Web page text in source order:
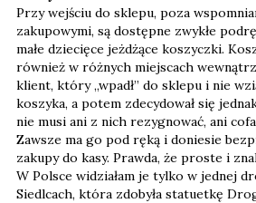
Przy wejściu do sklepu, poza
zakupowymi, są dostępne zwykłe
małe dziecięce jeżdżące koszyczki.
również w różnych miejscach
klient, który „wpadł” do sklepu i nie
koszyka, a potem zdecydował się
nie musi ani z nich rezygnować, ani
Zawsze ma go pod ręką i doniesie
zakupy do kasy. Prawda, że proste i
W Polsce widziałam je tylko w jednej
Siedlcach, która zdobyła statuetkę